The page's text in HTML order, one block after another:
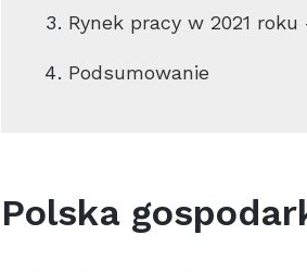
Rynek pracy w 2021
Podsumowanie
Polska